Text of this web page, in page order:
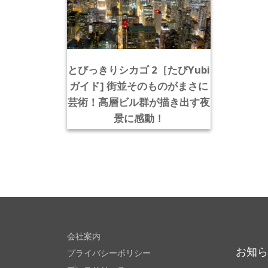
とびっきりシカゴ 2［たびYubi
ガイド] 街並そのものがまさに
芸術！高層ビル群が描き出す夜
景に感動！
会社案内
プライバシーポリシー
お知